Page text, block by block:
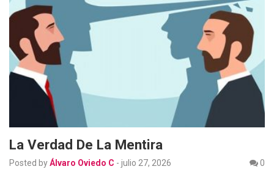
La Verdad De La Mentira
Posted byÁlvaro Oviedo C - julio 27, 2026
0